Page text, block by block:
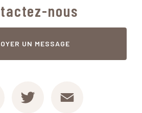
nous
UN MESSAGE